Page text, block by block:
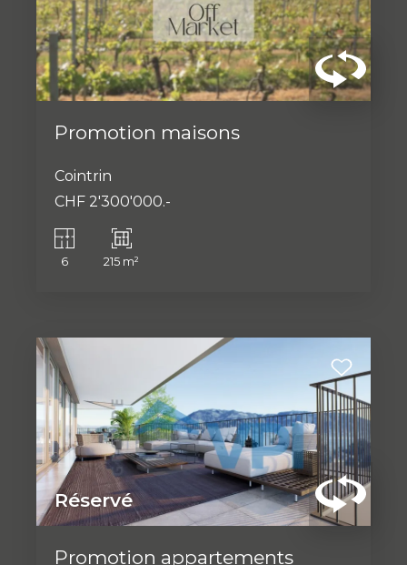
Promotion maisons
Cointrin
CHF 2'300'000.-
6 215 m²
Réservé
Promotion appartements